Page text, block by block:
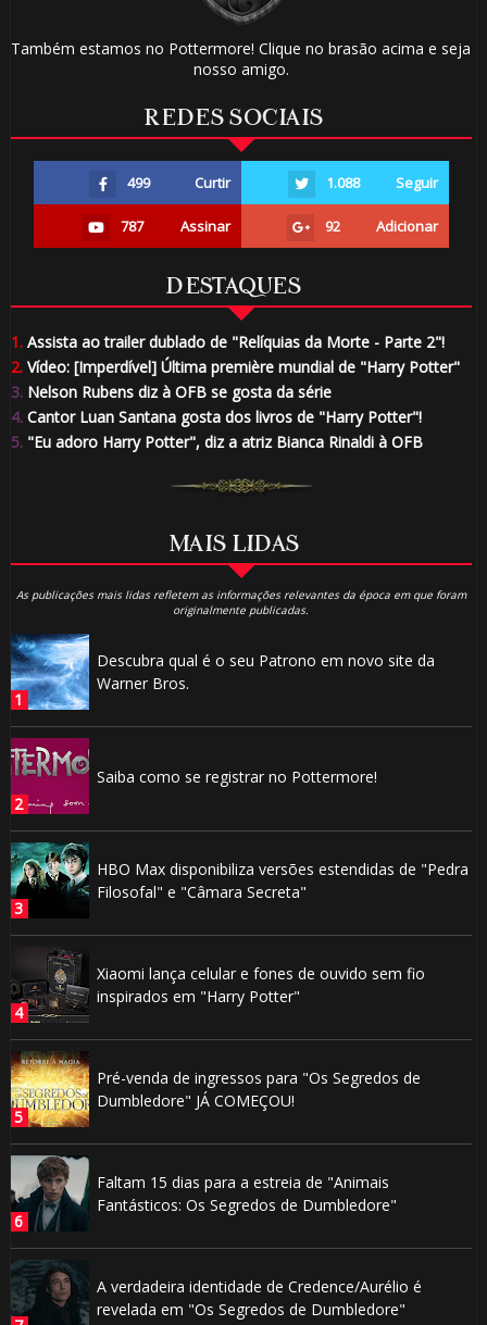
Também estamos no Pottermore! Clique no brasão acima e seja
nosso amigo.
REDES SOCIAIS
499 Curtir 1.088 Seguir
787 Assinar 92 Adicionar
DESTAQUES
1.Assista ao trailer dublado de "Relíquias da Morte - Parte 2"!
2.Vídeo: [Imperdível] Última première mundial de "Harry Potter"
3.Nelson Rubens diz à OFB se gosta da série
4.Cantor Luan Santana gosta dos livros de "Harry Potter"!
5."Eu adoro Harry Potter", diz a atriz Bianca Rinaldi à OFB
MAIS LIDAS
As publicações mais lidas refletem as informações relevantes da época em que foram
originalmente publicadas.
Descubra qual é o seu Patrono em novo site da
Warner Bros.
Saiba como se registrar no Pottermore!
HBO Max disponibiliza versões estendidas de "Pedra
Filosofal" e "Câmara Secreta"
Xiaomi lança celular e fones de ouvido sem fio
inspirados em "Harry Potter"
Pré-venda de ingressos para "Os Segredos de
Dumbledore" JÁ COMEÇOU!
Faltam 15 dias para a estreia de "Animais
Fantásticos: Os Segredos de Dumbledore"
A verdadeira identidade de Credence/Aurélio é
revelada em "Os Segredos de Dumbledore"